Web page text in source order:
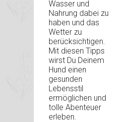
Wasser und
Nahrung dabei zu
haben und das
Wetter zu
berücksichtigen.
Mit diesen Tipps
wirst Du Deinem
Hund einen
gesunden
Lebensstil
ermöglichen und
tolle Abenteuer
erleben.